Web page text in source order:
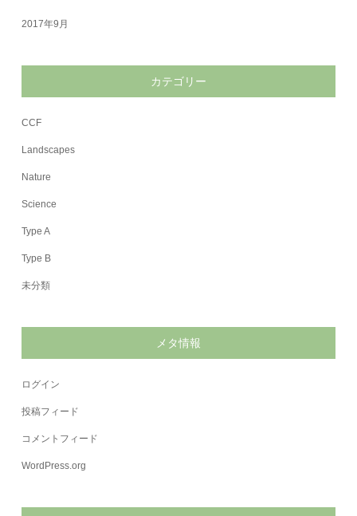
2017年9月
カテゴリー
CCF
Landscapes
Nature
Science
Type A
Type B
未分類
メタ情報
ログイン
投稿フィード
コメントフィード
WordPress.org